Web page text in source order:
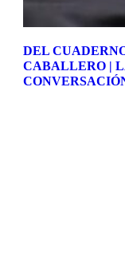
DEL
CABALLERO |